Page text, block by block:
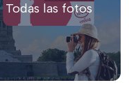
Todas las fotos